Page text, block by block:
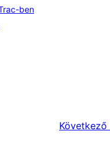
ben
Következő